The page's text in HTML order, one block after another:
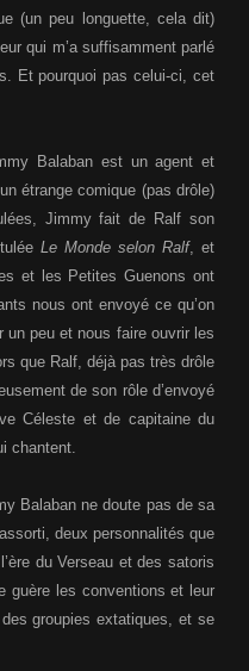
(un peu longuette, cela dit)
qui m’a suffisamment parlé
Et pourquoi pas celui-ci, cet
Balaban est un agent et
étrange comique (pas drôle)
Jimmy fait de Ralf son
Le Monde selon Ralf, et
et les Petites Guenons ont
nous ont envoyé ce qu’on
un peu et nous faire ouvrir les
que Ralf, déjà pas très drôle
de son rôle d’envoyé
Céleste et de capitaine du
chantent.
Balaban ne doute pas de sa
deux personnalités que
du Verseau et des satoris
guère les conventions et leur
groupies extatiques, et se